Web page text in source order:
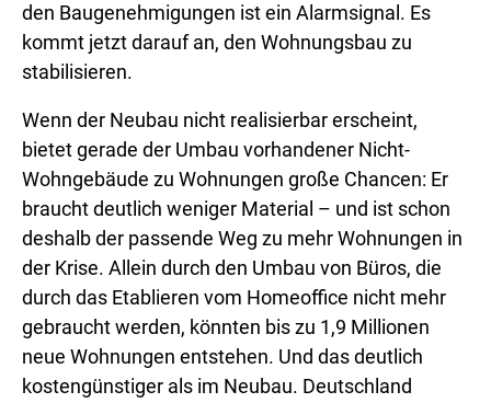
den Baugenehmigungen ist ein Alarmsignal. Es
kommt jetzt darauf an, den Wohnungsbau zu
stabilisieren.
Wenn der Neubau nicht realisierbar erscheint,
bietet gerade der Umbau vorhandener Nicht-
Wohngebäude zu Wohnungen große Chancen: Er
braucht deutlich weniger Material – und ist schon
deshalb der passende Weg zu mehr Wohnungen in
der Krise. Allein durch den Umbau von Büros, die
durch das Etablieren vom Homeoffice nicht mehr
gebraucht werden, könnten bis zu 1,9 Millionen
neue Wohnungen entstehen. Und das deutlich
kostengünstiger als im Neubau. Deutschland